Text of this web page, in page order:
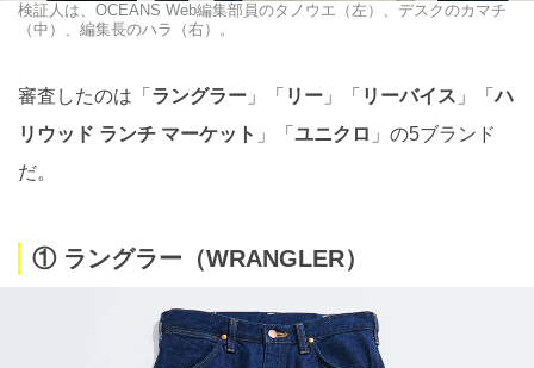
検証人は、OCEANS Web編集部員のタノウエ（左）、デスクのカマチ
（中）、編集長のハラ（右）。
審査したのは「 ラングラー 」「 リー 」「 リーバイス 」「ハ
リウッド ランチ マーケット 」「 ユニクロ 」の5ブランド
だ。
① ラングラー（WRANGLER）